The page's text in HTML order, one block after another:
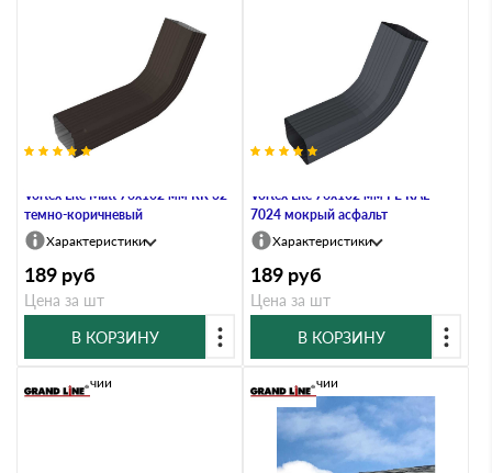
Vortex Lite Matt 76х102 мм RR 32
темно-коричневый
Характеристики
189 руб
Цена за шт
В КОРЗИНУ
Vortex Lite 76х102 мм PE RAL
7024 мокрый асфальт
Характеристики
189 руб
Цена за шт
В КОРЗИНУ
В наличии В наличии